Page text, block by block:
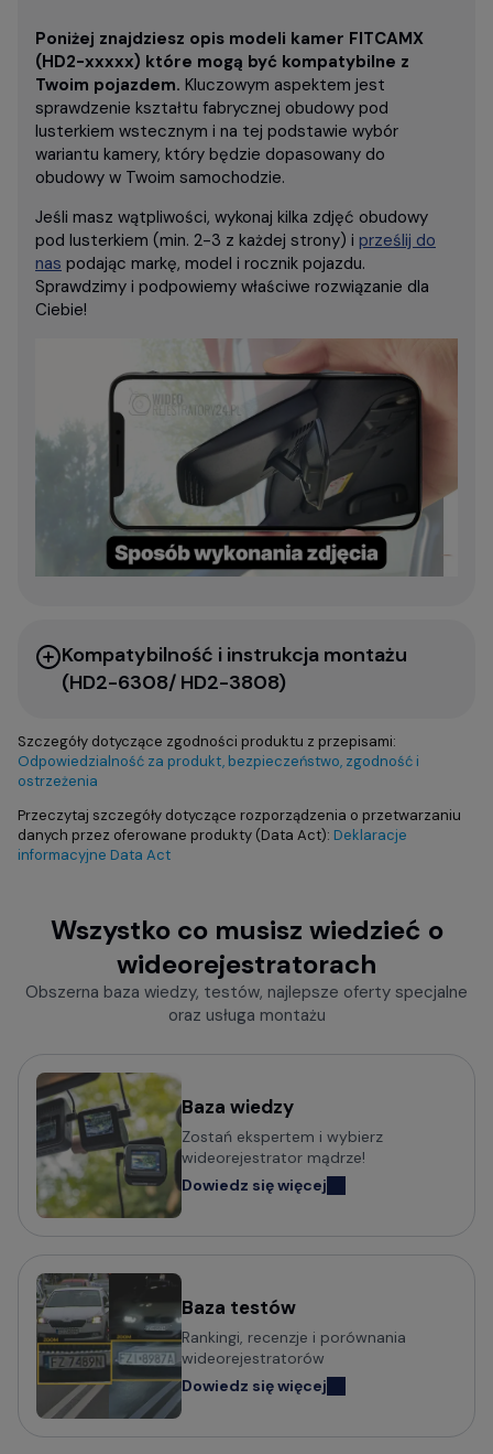
Poniżej znajdziesz opis modeli kamer FITCAMX
(HD2-xxxxx) które mogą być kompatybilne z
Twoim pojazdem. Kluczowym aspektem jest
sprawdzenie kształtu fabrycznej obudowy pod
lusterkiem wstecznym i na tej podstawie wybór
wariantu kamery, który będzie dopasowany do
obudowy w Twoim samochodzie.
Jeśli masz wątpliwości, wykonaj kilka zdjęć obudowy
pod lusterkiem (min. 2-3 z każdej strony) i prześlij do
nas podając markę, model i rocznik pojazdu.
Sprawdzimy i podpowiemy właściwe rozwiązanie dla
Ciebie!
Kompatybilność i instrukcja montażu
(HD2-6308/ HD2-3808)
Szczegóły dotyczące zgodności produktu z przepisami:
Odpowiedzialność za produkt, bezpieczeństwo, zgodność i
ostrzeżenia
Przeczytaj szczegóły dotyczące rozporządzenia o przetwarzaniu
danych przez oferowane produkty (Data Act): Deklaracje
informacyjne Data Act
Wszystko co musisz wiedzieć o
wideorejestratorach
Obszerna baza wiedzy, testów, najlepsze oferty specjalne
oraz usługa montażu
Baza wiedzy
Zostań ekspertem i wybierz
wideorejestrator mądrze!
Dowiedz się więcej
Baza testów
Rankingi, recenzje i porównania
wideorejestratorów
Dowiedz się więcej